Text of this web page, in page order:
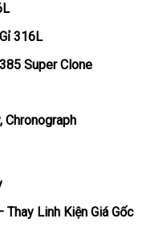
316L
Super Clone
Chronograph
Linh Kiện Giá Gốc